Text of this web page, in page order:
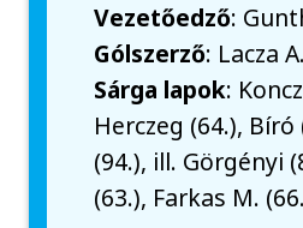
Vezetőedző:
Gólszerző: Lacza
Sárga lapok:
Herczeg (64.),
(94.), ill. Görgényi
(63.), Farkas M.